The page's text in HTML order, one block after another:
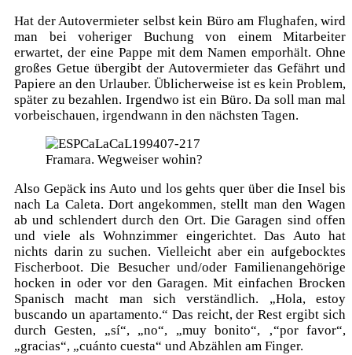
Hat der Autovermieter selbst kein Büro am Flughafen, wird
man bei voheriger Buchung von einem Mitarbeiter
erwartet, der eine Pappe mit dem Namen emporhält. Ohne
großes Getue übergibt der Autovermieter das Gefährt und
Papiere an den Urlauber. Üblicherweise ist es kein Problem,
später zu bezahlen. Irgendwo ist ein Büro. Da soll man mal
vorbeischauen, irgendwann in den nächsten Tagen.
Framara. Wegweiser wohin?
Also Gepäck ins Auto und los gehts quer über die Insel bis
nach La Caleta. Dort angekommen, stellt man den Wagen
ab und schlendert durch den Ort. Die Garagen sind offen
und viele als Wohnzimmer eingerichtet. Das Auto hat
nichts darin zu suchen. Vielleicht aber ein aufgebocktes
Fischerboot. Die Besucher und/oder Familienangehörige
hocken in oder vor den Garagen. Mit einfachen Brocken
Spanisch macht man sich verständlich. „Hola, estoy
buscando un apartamento.“ Das reicht, der Rest ergibt sich
durch Gesten, „sí“, „no“, „muy bonito“, ‚“por favor“,
„gracias“, „cuánto cuesta“ und Abzählen am Finger.